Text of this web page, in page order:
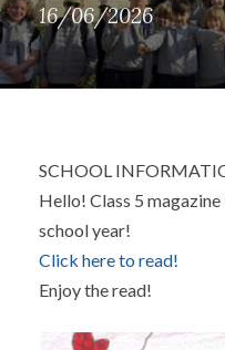
16/06/2026
SCHOOL
Hello! Class 5
school year!
Click here to read!
Enjoy the read!